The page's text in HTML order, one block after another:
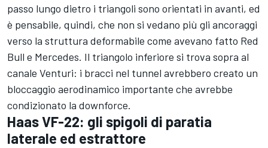
passo lungo dietro i triangoli sono orientati in avanti, ed
è pensabile, quindi, che non si vedano più gli ancoraggi
verso la struttura deformabile come avevano fatto Red
Bull e Mercedes. Il triangolo inferiore si trova sopra al
canale Venturi: i bracci nel tunnel avrebbero creato un
bloccaggio aerodinamico importante che avrebbe
condizionato la downforce.
Haas VF-22: gli spigoli di paratia
laterale ed estrattore